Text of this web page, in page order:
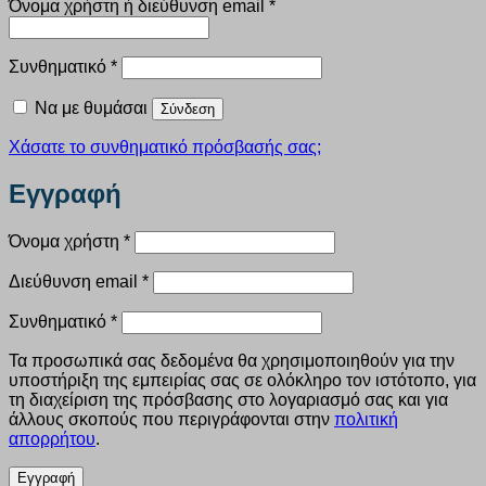
Όνομα χρήστη ή διεύθυνση email *Απαιτείται
Συνθηματικό *Απαιτείται
Να με θυμάσαι Σύνδεση
Χάσατε το συνθηματικό πρόσβασής σας;
Εγγραφή
Όνομα χρήστη *Απαιτείται
Διεύθυνση email *Απαιτείται
Συνθηματικό *Απαιτείται
Τα προσωπικά σας δεδομένα θα χρησιμοποιηθούν για την
υποστήριξη της εμπειρίας σας σε ολόκληρο τον ιστότοπο, για
τη διαχείριση της πρόσβασης στο λογαριασμό σας και για
άλλους σκοπούς που περιγράφονται στην πολιτική
απορρήτου.
Εγγραφή